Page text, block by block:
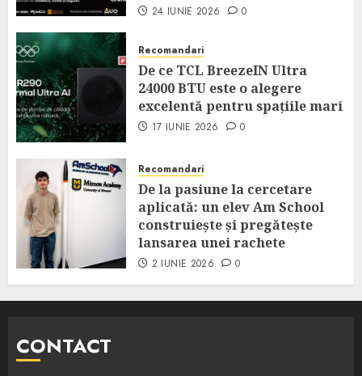
24 IUNIE 2026 0
Recomandari
De ce TCL BreezeIN Ultra
24000 BTU este o alegere
excelentă pentru spațiile mari
17 IUNIE 2026 0
Recomandari
De la pasiune la cercetare
aplicată: un elev Am School
construiește și pregătește
lansarea unei rachete
2 IUNIE 2026 0
CONTACT